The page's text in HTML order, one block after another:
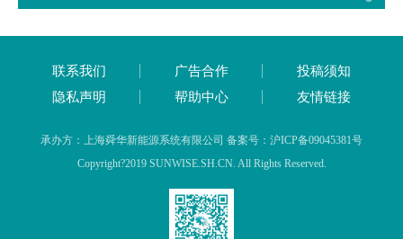
联系我们 广告合作
投稿须知
隐私声明
帮助中心 友情链接
承办方：上海舜华新能源系统有限公司 备案号：沪ICP备09045381号
Copyright?2019 SUNWISE.SH.CN. All Rights Reserved.